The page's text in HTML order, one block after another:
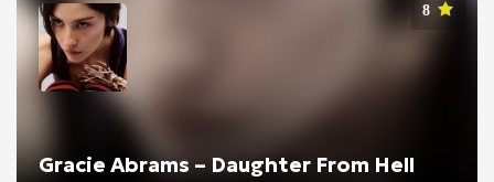
8
Gracie Abrams – Daughter From Hell